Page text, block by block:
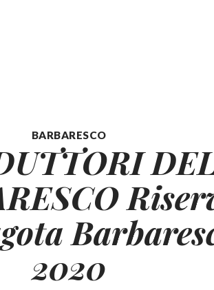
BARBARESCO
2020